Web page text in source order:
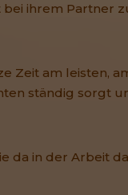
ihrem Partner
Zeit am leisten,
ständig sorgt
da in der Arbeit